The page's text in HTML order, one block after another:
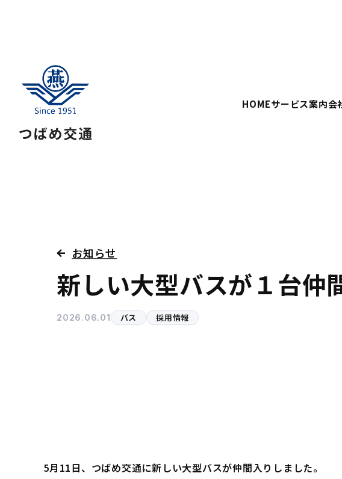
HOMEサービス案内会
お知らせ
新しい大型バスが１台仲
2026.06.01 バス 採用情報
5月11日、つばめ交通に新しい大型バスが仲間入りしました。